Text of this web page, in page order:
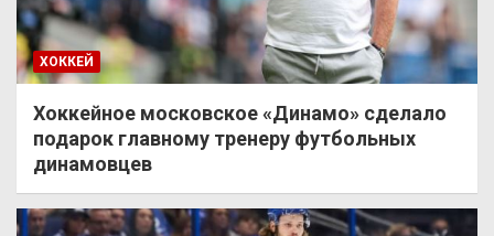
ХОККЕЙ
Хоккейное московское «Динамо» сделало
подарок главному тренеру футбольных
динамовцев